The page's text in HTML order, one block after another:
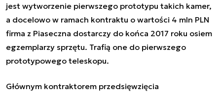
jest wytworzenie pierwszego prototypu takich kamer,
a docelowo w ramach kontraktu o wartości 4 mln PLN
firma z Piaseczna dostarczy do końca 2017 roku osiem
egzemplarzy sprzętu. Trafią one do pierwszego
prototypowego teleskopu.
Głównym kontraktorem przedsięwzięcia